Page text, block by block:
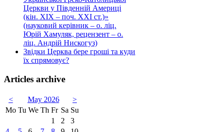
Церкви у Південній Америці
(кін. ХІХ – поч. ХХІ ст.)»
(науковий керівник – о. ліц.
Юрій Хамуляк, рецензент – о.
ліц. Андрій Нискогуз)
Звідки Церква бере гроші та куди
їх спрямовує?
Articles archive
< May 2026
>
Mo Tu We Th Fr Sa Su
1
2
3